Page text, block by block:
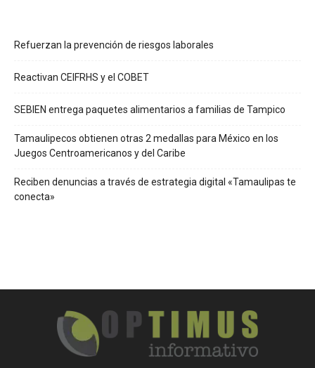
Refuerzan la prevención de riesgos laborales
Reactivan CEIFRHS y el COBET
SEBIEN entrega paquetes alimentarios a familias de Tampico
Tamaulipecos obtienen otras 2 medallas para México en los
Juegos Centroamericanos y del Caribe
Reciben denuncias a través de estrategia digital «Tamaulipas te
conecta»